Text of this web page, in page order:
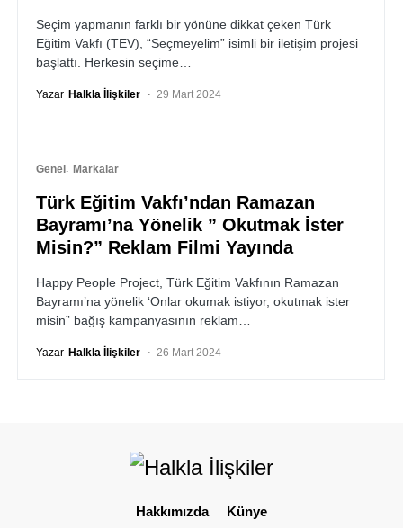
Seçim yapmanın farklı bir yönüne dikkat çeken Türk
Eğitim Vakfı (TEV), “Seçmeyelim” isimli bir iletişim projesi
başlattı. Herkesin seçime…
Yazar Halkla İlişkiler 29 Mart 2024
Genel Markalar
Türk Eğitim Vakfı’ndan Ramazan
Bayramı’na Yönelik ” Okutmak İster
Misin?” Reklam Filmi Yayında
Happy People Project, Türk Eğitim Vakfının Ramazan
Bayramı’na yönelik ‘Onlar okumak istiyor, okutmak ister
misin” bağış kampanyasının reklam…
Yazar Halkla İlişkiler 26 Mart 2024
Hakkımızda Künye